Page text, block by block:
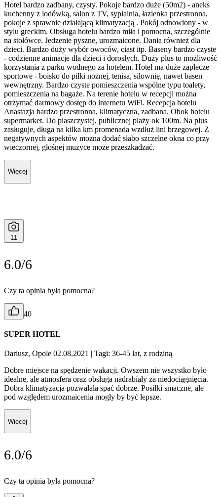
Hotel bardzo zadbany, czysty. Pokoje bardzo duże (50m2) - aneks
kuchenny z lodówką, salon z TV, sypialnia, łazienka przestronna,
pokoje z sprawnie działającą klimatyzacją . Pokój odnowiony - w
stylu greckim. Obsługa hotelu bardzo miła i pomocna, szczególnie
na stołówce. Jedzenie pyszne, urozmaicone. Dania również dla
dzieci. Bardzo duży wybór owoców, ciast itp. Baseny bardzo czyste
- codzienne animacje dla dzieci i dorosłych. Duży plus to możliwość
korzystania z parku wodnego za hotelem. Hotel ma duże zaplecze
sportowe - boisko do piłki nożnej, tenisa, siłownię, nawet basen
wewnętrzny. Bardzo czyste pomieszczenia wspólne typu toalety,
pomieszczenia na bagaże. Na terenie hotelu w recepcji można
otrzymać darmowy dostęp do internetu WiFi. Recepcja hotelu
Anastazja bardzo przestronna, klimatyczna, zadbana. Obok hotelu
supermarket. Do piaszczystej, publicznej plaży ok 100m. Na plus
zasługuje, długa na kilka km promenada wzdłuż lini brzegowej. Z
negatywnych aspektów można dodać słabo szczelne okna co przy
wieczornej, głośnej muzyce może przeszkadzać.
Więcej
11
6.0/6
Czy ta opinia była pomocna?
40
SUPER HOTEL
Dariusz, Opole 02.08.2021 | Tagi: 36-45 lat, z rodziną
Dobre miejsce na spędzenie wakacji. Owszem nie wszystko było
idealne, ale atmosfera oraz obsługa nadrabiały za niedociągnięcia.
Dobra klimatyzacja pozwalała spać dobrze. Posiłki smaczne, ale
pod względem urozmaicenia mogły by być lepsze.
Więcej
6.0/6
Czy ta opinia była pomocna?